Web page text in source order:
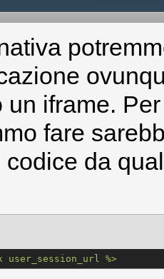
un iframe.
fare
codice da
user_session_url %>